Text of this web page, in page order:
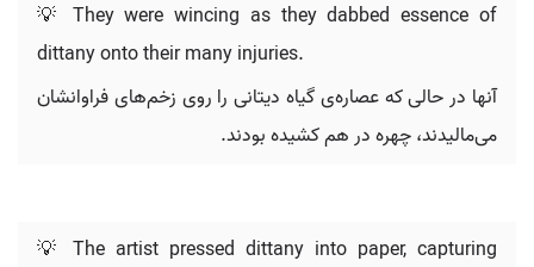
💡 They were wincing as they dabbed essence of
dittany onto their many injuries.
آنها در حالی که عصاره‌ی گیاه دیتانی را روی زخم‌های فراوانشان
می‌مالیدند، چهره در هم کشیده بودند.
💡 The artist pressed dittany into paper, capturing